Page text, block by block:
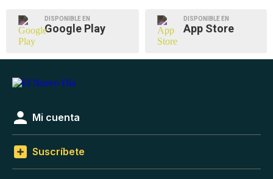
DISPONIBLE EN
Google Play
DISPONIBLE EN
App Store
Mi cuenta
Suscríbete